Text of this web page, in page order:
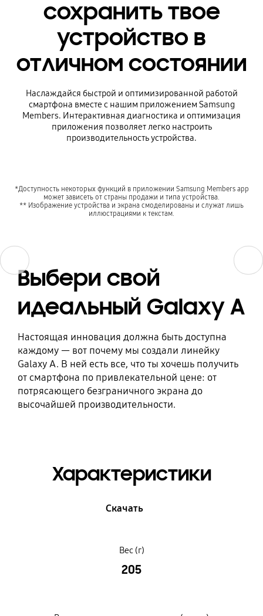
сохранить твое
устройство в
отличном состоянии
Наслаждайся быстрой и оптимизированной работой
смартфона вместе с нашим приложением Samsung
Members. Интерактивная диагностика и оптимизация
приложения позволяет легко настроить
производительность устройства.
*Доступность некоторых функций в приложении Samsung Members app
может зависеть от страны продажи и типа устройства.
** Изображение устройства и экрана смоделированы и служат лишь
иллюстрациями к текстам.
Выбери свой
идеальный Galaxy A
Настоящая инновация должна быть доступна
каждому — вот почему мы создали линейку
Galaxy A. В ней есть все, что ты хочешь получить
от смартфона по привлекательной цене: от
потрясающего безграничного экрана до
высочайшей производительности.
Характеристики
Скачать
Вес (г)
205